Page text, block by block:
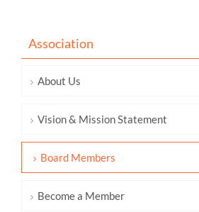
Association
About Us
Vision & Mission Statement
Board Members
Become a Member